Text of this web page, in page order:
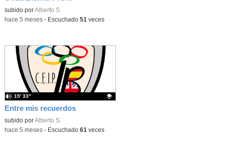
Contenido educativo.
subido porAlberto S.
-hace 5 meses- Escuchado 51veces
Entre mis recuerdos
Contenido educativo.
subido porAlberto S.
15′ 33″
-hace 5 meses- Escuchado 61veces